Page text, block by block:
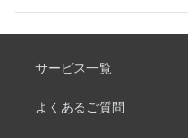
サービス一覧
よくあるご質問